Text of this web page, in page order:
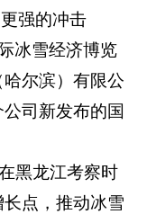
强的冲击
冰雪经济博览
尔滨）有限公
司新发布的国
黑龙江考察时
点，推动冰雪